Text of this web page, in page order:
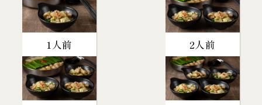
1人前 2人前